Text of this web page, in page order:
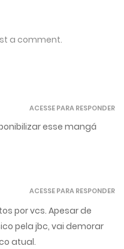
a comment.
esse mangá
ACESSE PARA RESPONDER
por vcs. Apesar de
pela jbc, vai demorar
atual.
ACESSE PARA RESPONDER